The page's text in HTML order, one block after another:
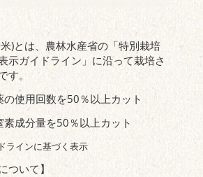
)とは、農林水産省の「特別栽培
示ガイドライン」に沿って栽培さ
す。
の使用回数を50％以上カット
素成分量を50％以上カット
ラインに基づく表示
ついて】